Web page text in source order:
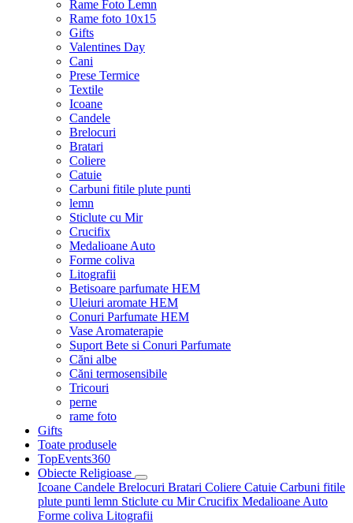
Rame Foto Lemn
Rame foto 10x15
Gifts
Valentines Day
Cani
Prese Termice
Textile
Icoane
Candele
Brelocuri
Bratari
Coliere
Catuie
Carbuni fitile plute punti
lemn
Sticlute cu Mir
Crucifix
Medalioane Auto
Forme coliva
Litografii
Betisoare parfumate HEM
Uleiuri aromate HEM
Conuri Parfumate HEM
Vase Aromaterapie
Suport Bete si Conuri Parfumate
Căni albe
Căni termosensibile
Tricouri
perne
rame foto
Gifts
Toate produsele
TopEvents360
Obiecte Religioase
Icoane Candele Brelocuri Bratari Coliere Catuie Carbuni fitile
plute punti lemn Sticlute cu MirCrucifix Medalioane Auto
Forme coliva Litografii